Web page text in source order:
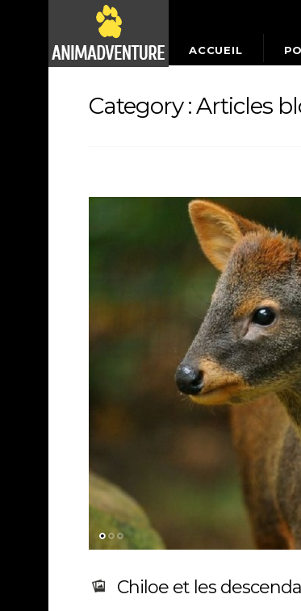
ACCUEIL
Category :Articles
Chiloe et les